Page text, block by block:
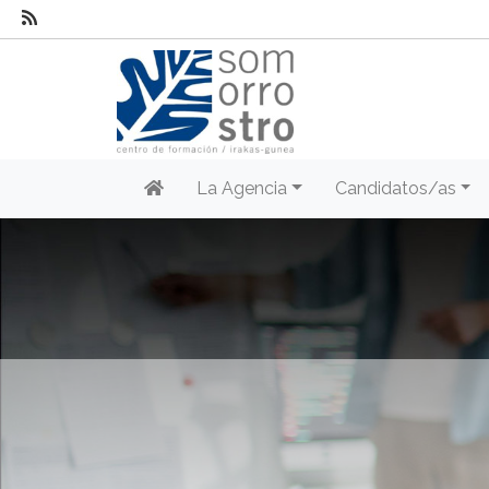
La Agencia Candidatos/as